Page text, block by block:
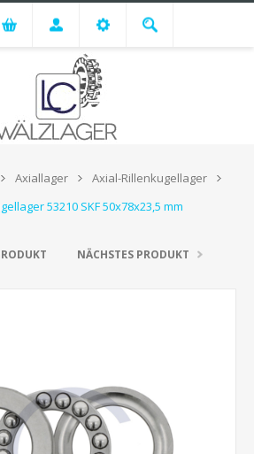
Axiallager
Axial-Rillenkugellager
53210 SKF 50x78x23,5 mm
NÄCHSTES PRODUKT